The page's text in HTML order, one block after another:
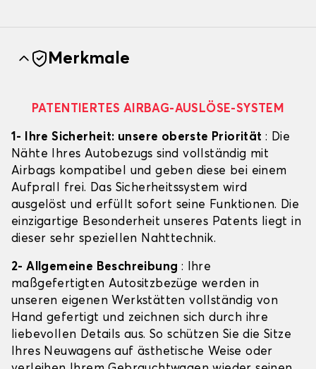
Merkmale
PATENTIERTES AIRBAG-AUSLÖSE-SYSTEM
1- Ihre Sicherheit: unsere oberste Priorität : Die
Nähte Ihres Autobezugs sind vollständig mit
Airbags kompatibel und geben diese bei einem
Aufprall frei. Das Sicherheitssystem wird
ausgelöst und erfüllt sofort seine Funktionen. Die
einzigartige Besonderheit unseres Patents liegt in
dieser sehr speziellen Nahttechnik.
2- Allgemeine Beschreibung : Ihre
maßgefertigten Autositzbezüge werden in
unseren eigenen Werkstätten vollständig von
Hand gefertigt und zeichnen sich durch ihre
liebevollen Details aus. So schützen Sie die Sitze
Ihres Neuwagens auf ästhetische Weise oder